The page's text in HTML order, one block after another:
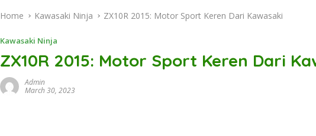
Home Kawasaki Ninja ZX10R 2015: Motor Sport Keren Dari Kawasaki
Kawasaki Ninja
ZX10R 2015: Motor Sport Keren Dari
Admin
March 30, 2023